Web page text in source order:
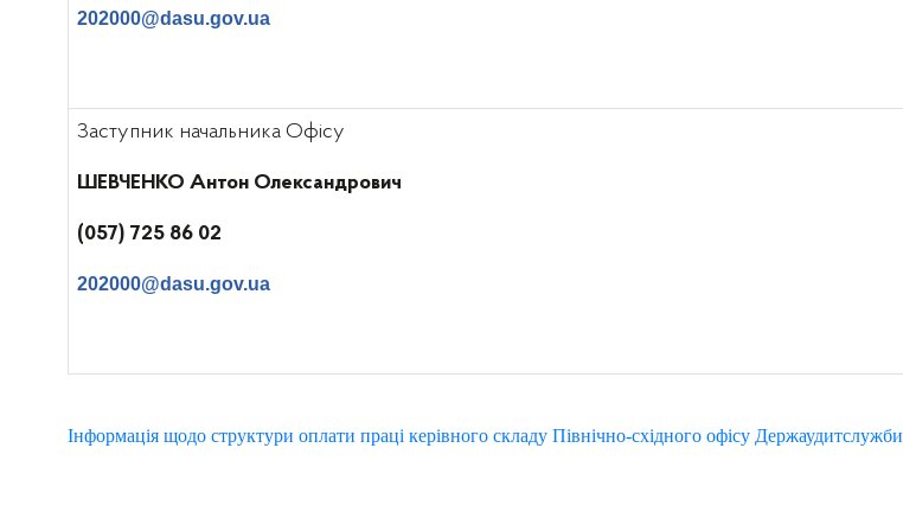
202000@dasu.gov.ua
Заступник начальника Офісу
ШЕВЧЕНКО Антон Олександрович
(057) 725 86 02
202000@dasu.gov.ua
Інформація щодо структури оплати праці керівного складу Північно-східного офісу Держаудитслужби